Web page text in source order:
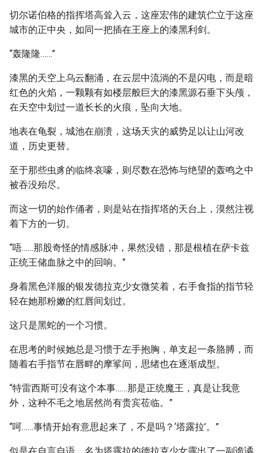
切尔诺伯格的指挥塔高耸入云，这座宏伟的建筑伫立于这座
城市的正中央，如同一把插在王座上的漆黑利剑。
“轰隆隆……”
漆黑的天空上乌云翻涌，在云层中流淌的不是闪电，而是暗
红色的火焰，一颗颗有如楼层般巨大的漆黑源石垂下头颅，
在天空中划过一道长长的火痕，坠向大地。
地表在龟裂，城池在崩溃，这场天灾的威势足以让山河改
道，历史更替。
至于那些虫豸的临终哀嚎，则尽数在恐怖与绝望的轰鸣之中
被吞没殆尽。
而这一切的始作俑者，则是站在指挥塔的天台上，漠然注视
着下方的一切。
“唔……那股奇怪的情感脉冲，果然没错，那是根植在萨卡兹
正统王储血脉之中的回响。”
身着黑色洋服的银发德拉克少女微笑着，右手食指的指节轻
轻在她那粉嫩的红唇间划过。
这只是黑蛇的一个习惯。
在思考的时候她总是习惯于左手抱胸，单支起一条胳膊，而
随着右手指节在唇畔的摩挲间，思绪也在逐渐成型。
“特雷西斯可没有这个本事……那是正统魔王，真是让我意
外，这种不毛之地居然尚有贵宾莅临。”
“呵……事情开始有意思起来了，不是吗？‘塔露拉’。”